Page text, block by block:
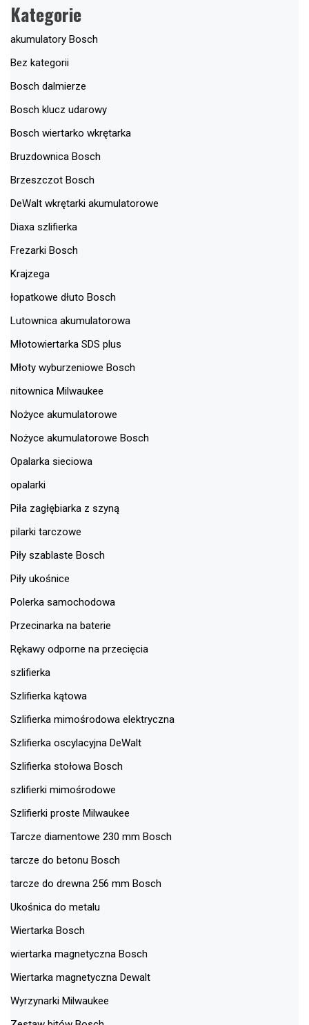
Kategorie
akumulatory Bosch
Bez kategorii
Bosch dalmierze
Bosch klucz udarowy
Bosch wiertarko wkrętarka
Bruzdownica Bosch
Brzeszczot Bosch
DeWalt wkrętarki akumulatorowe
Diaxa szlifierka
Frezarki Bosch
Krajzega
łopatkowe dłuto Bosch
Lutownica akumulatorowa
Młotowiertarka SDS plus
Młoty wyburzeniowe Bosch
nitownica Milwaukee
Nożyce akumulatorowe
Nożyce akumulatorowe Bosch
Opalarka sieciowa
opalarki
Piła zagłębiarka z szyną
pilarki tarczowe
Piły szablaste Bosch
Piły ukośnice
Polerka samochodowa
Przecinarka na baterie
Rękawy odporne na przecięcia
szlifierka
Szlifierka kątowa
Szlifierka mimośrodowa elektryczna
Szlifierka oscylacyjna DeWalt
Szlifierka stołowa Bosch
szlifierki mimośrodowe
Szlifierki proste Milwaukee
Tarcze diamentowe 230 mm Bosch
tarcze do betonu Bosch
tarcze do drewna 256 mm Bosch
Ukośnica do metalu
Wiertarka Bosch
wiertarka magnetyczna Bosch
Wiertarka magnetyczna Dewalt
Wyrzynarki Milwaukee